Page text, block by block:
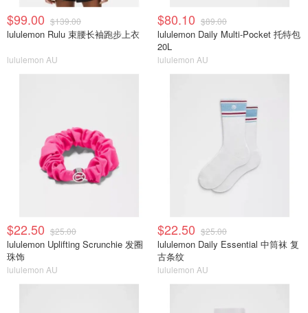
$99.00 $139.00
lululemon Rulu 束腰长袖跑步上衣
lululemon AU
$80.10 $89.00
lululemon Daily Multi-Pocket 托特包
20L
lululemon AU
$22.50 $25.00
lululemon Uplifting Scrunchie 发圈
珠饰
lululemon AU
$22.50 $25.00
lululemon Daily Essential 中筒袜 复
古条纹
lululemon AU